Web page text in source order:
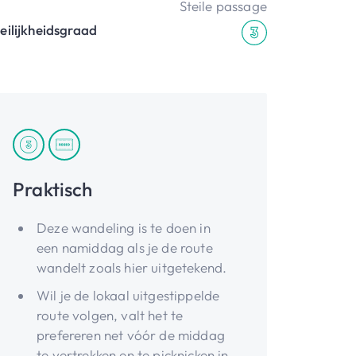
Steile passage
Praktisch
Deze wandeling is te doen in
een namiddag als je de route
wandelt zoals hier uitgetekend.
Wil je de lokaal uitgestippelde
route volgen, valt het te
prefereren net vóór de middag